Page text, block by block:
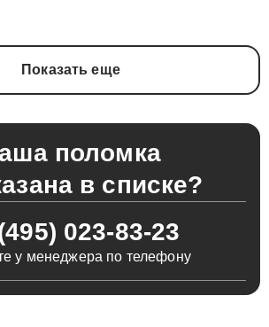
Показать еще
поломка
в списке?
023-83-23
у менеджера по телефону